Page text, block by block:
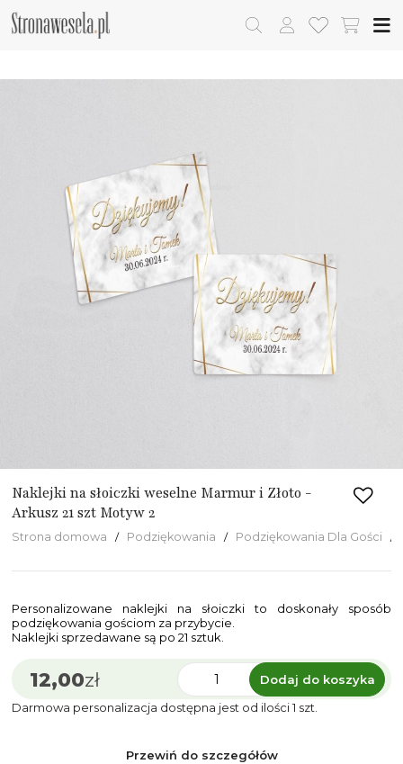
Naklejki na słoiczki weselne Marmur i Złoto -
Arkusz 21 szt Motyw 2
Strona domowa Podziękowania Podziękowania Dla Gości
Personalizowane naklejki na słoiczki to doskonały sposób
podziękowania gościom za przybycie.
Naklejki sprzedawane są po 21 sztuk.
12,00zł
Dodaj do koszyka
Darmowa personalizacja dostępna jest od ilości 1 szt.
Przewiń do szczegółów